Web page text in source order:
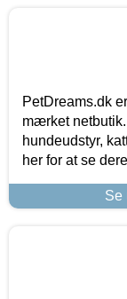
PetDreams.dk
mærket
hundeudstyr,
her for at se
Se